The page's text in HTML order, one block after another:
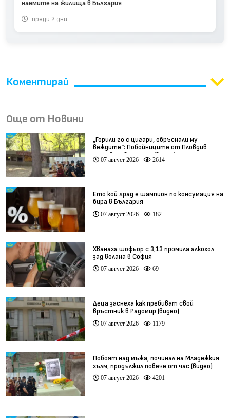
наемите на жилища в България
преди 2 дни
Коментирай
Още от Новини
„Горили го с цигари, обръснали му
веждите“: Побойниците от Пловдив
остават в ареста (видео)
07 август 2026 2614
Ето кой град е шампион по консумация на
бира в България
07 август 2026 182
Хванаха шофьор с 3,13 промила алкохол
зад волана в София
07 август 2026 69
Деца заснеха как пребиват свой
връстник в Радомир (видео)
07 август 2026 1179
Побоят над мъжа, починал на Младежкия
хълм, продължил повече от час (видео)
07 август 2026 4201